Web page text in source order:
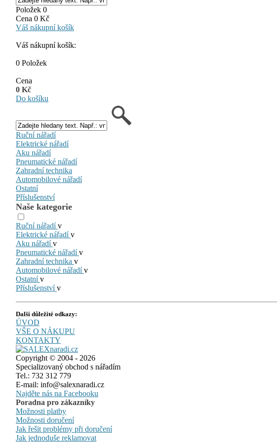
Položek 0
Cena 0 Kč
Váš nákupní košík
Váš nákupní košík:
0 Položek
Cena
0 Kč
Do košíku
Ruční nářadí
Elektrické nářadí
Aku nářadí
Pneumatické nářadí
Zahradní technika
Automobilové nářadí
Ostatní
Příslušenství
Naše kategorie
Ruční nářadív
Elektrické nářadív
Aku nářadív
Pneumatické nářadív
Zahradní technika v
Automobilové nářadív
Ostatnív
Příslušenstvív
Další důležité odkazy:
ÚVOD
VŠE O NÁKUPU
KONTAKTY
Copyright © 2004 - 2026
Specializovaný obchod s nářadím
Tel.: 732 312 779
E-mail: info@salexnaradi.cz
Najděte nás na Facebooku
Poradna pro zákazníky
Možnosti platby
Možnosti doručení
Jak řešit problémy při doručení
Jak jednoduše reklamovat